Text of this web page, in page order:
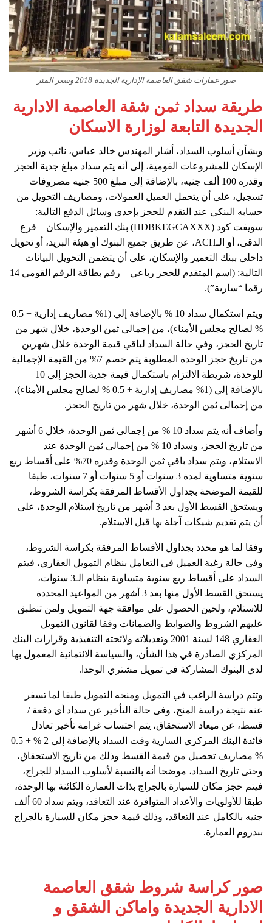
صور عمارات شقق العاصمة الإدارية الجديدة 2018 وسعر المتر
طريقة سداد ثمن شقة العاصمة الادارية
الجديدة التابعة لوزارة الاسكان
وبشأن أسلوب السداد، أشار المهندس خالد عباس، نائب وزير
الإسكان للمشروعات القومية، إلى أنه يتم سداد مبلغ جدية الحجز
وقدره 100 ألف جنيه، بالإضافة إلى مبلغ 500 جنيه مصروفات
تسجيل، على أن يتحمل العميل العمولات، ومصاريف التحويل من
حسابه البنكى عند التقدم للحجز بإحدى وسائل الدفع التالية:
سويفت كود (HDBKEGCAXXX) بنك التعمير والإسكان – فرع
الدقى، أو الـACH، عن طريق جميع البنوك أو هيئة البريد، أو تحويل
داخلى ببنك التعمير والإسكان، على أن يتضمن التحويل البيانات
التالية: (اسم المتقدم للحجز رباعي – رقم بطاقة الرقم القومي 14
رقما “سارية”).
ويتم استكمال سداد 10 % بالإضافة إلي (1% مصاريف إدارية + 0.5
% لصالح مجلس الأمناء)، من إجمالى ثمن الوحدة، خلال شهر من
تاريخ الحجز، وفي حالة السداد لباقي قيمة الوحدة خلال شهرين
من تاريخ حجز الوحدة المطلوبة يتم خصم 7% من القيمة الإجمالية
للوحدة، شريطة الالتزام باستكمال قيمة جدية الحجز إلى 10
بالإضافة إلي (1% مصاريف إدارية + 0.5 % لصالح مجلس الأمناء)،
من إجمالى ثمن الوحدة، خلال شهر من تاريخ الحجز.
وأضاف أنه يتم سداد 10 % من إجمالى ثمن الوحدة، خلال 6 أشهر
من تاريخ الحجز، وسداد 10 % من إجمالى ثمن الوحدة عند
الاستلام، ويتم سداد باقي ثمن الوحدة وقدره 70% على أقساط ربع
سنوية متساوية لمدة 3 سنوات أو 5 سنوات أو 7 سنوات، طبقا
للقيمة الموضحة بجداول الأقساط المرفقة بكراسة الشروط،
ويستحق القسط الأول بعد 3 أشهر من تاريخ استلام الوحدة، على
أن يتم تقديم شيكات آجلة بها قبل الاستلام.
وفقا لما هو محدد بجداول الأقساط المرفقة بكراسة الشروط،
وفى حالة رغبة العميل فى التعامل بنظام التمويل العقاري، فيتم
السداد على أقساط ربع سنوية متساوية بنظام الـ3 سنوات،
يستحق القسط الأول منها بعد 3 أشهر من المواعيد المحددة
للاستلام، ولحين الحصول علي موافقة جهة التمويل ولمن تنطبق
عليهم الشروط والضوابط والضمانات وفقا لقانون التمويل
العقاري 148 لسنة 2001 وتعديلاته ولائحته التنفيذية وقرارات البنك
المركزي الصادرة في هذا الشأن، والسياسة الائتمانية المعمول بها
لدي البنوك المشاركة في تمويل مشتري الوحدا.
وتتم دراسة الراغب في التمويل ومنحه التمويل طبقا لما تسفر
عنه نتيجة دراسة المنح، وفى حالة التأخير عن سداد أى دفعة /
قسط، عن ميعاد الاستحقاق، يتم احتساب غرامة تأخير تعادل
فائدة البنك المركزى السارية وقت السداد بالإضافة إلى 2 % + 0.5
% مصاريف تحصيل من قيمة القسط وذلك من تاريخ الاستحقاق،
وحتى تاريخ السداد، موضحا أنه بالنسبة لأسلوب السداد للجراج،
فيتم حجز مكان للسيارة بالجراج بذات العمارة الكائنة بها الوحدة،
طبقا للأولويات والأعداد المتوافرة عند التعاقد، ويتم سداد 60 ألف
جنيه بالكامل عند التعاقد، وذلك قيمة حجز مكان للسيارة بالجراج
ببدروم العمارة.
صور كراسة شروط شقق العاصمة
الادارية الجديدة واماكن الشقق و